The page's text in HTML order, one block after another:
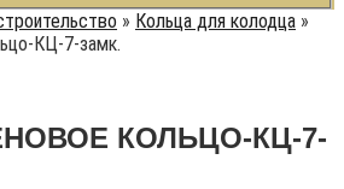
» Кольца для колодца »
КЦ-7-замк.
КОЛЬЦО-КЦ-7-